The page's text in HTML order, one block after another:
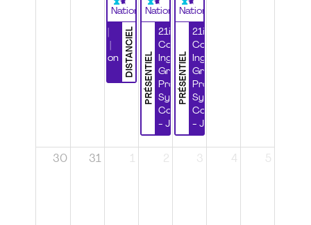
National
DISTANCIEL
Certification
National
PRÉSENTIEL
21ième
Congrès
Ingénierie
Grands
Projets et
Systèmes
Complexes
- Jour 1
National
PRÉSENTIEL
21ième
Congrès
Ingénierie
Grands
Projets et
Systèmes
Complexes
- Jour 2
30 31 1 2 3 4 5